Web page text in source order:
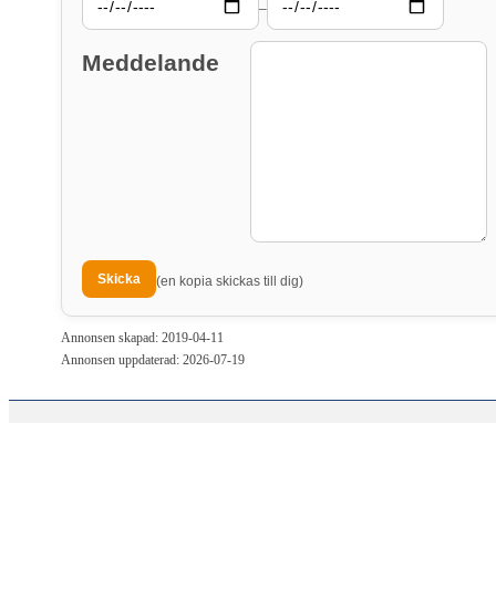
–
Meddelande
(en kopia skickas till dig)
Annonsen skapad: 2019-04-11
Annonsen uppdaterad: 2026-07-19